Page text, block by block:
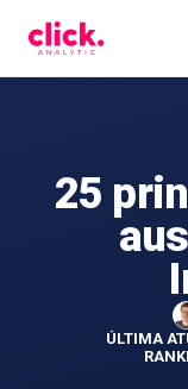
Ferramentas
25
ÚLTIMA